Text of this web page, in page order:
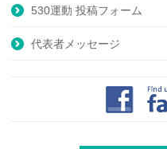
530運動 投稿フォーム
代表者メッセージ